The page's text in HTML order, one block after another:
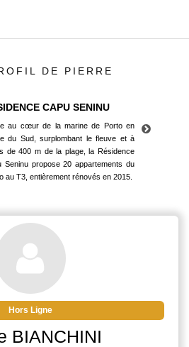
DE PIERRE
CAPU SENINU
au cœur de la marine de Porto en
du Sud, surplombant le fleuve et à
de 400 m de la plage, la Résidence
Seninu propose 20 appartements du
au T3, entièrement rénovés en 2015.
du Sud, surplombant le fleuve et à
de 400 m de la plage, la Résidence
Seninu propose 20 appartements du
au T3, entièrement rénovés en 2015.
Hors Ligne
BIANCHINI